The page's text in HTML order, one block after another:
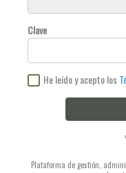
Clave
He leído y acepto los
Plataforma de gestión,